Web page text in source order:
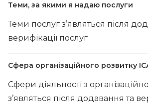
Теми, за якими я надаю послуги
Теми послуг з’являться після
верифікації послуг
Сфера організаційного розвитку
Сфери діяльності з
з’являться після додавання та